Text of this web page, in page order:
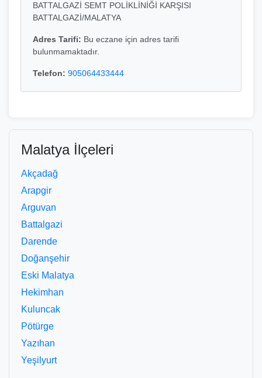
BATTALGAZİ SEMT POLİKLİNİĞİ KARŞISI
BATTALGAZİ/MALATYA
Adres Tarifi: Bu eczane için adres tarifi
bulunmamaktadır.
Telefon: 905064433444
Malatya İlçeleri
Akçadağ
Arapgir
Arguvan
Battalgazi
Darende
Doğanşehir
Eski Malatya
Hekimhan
Kuluncak
Pötürge
Yazıhan
Yeşilyurt